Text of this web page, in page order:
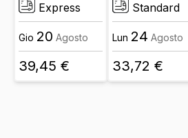
Express
Gio 20 Agosto
39,45 €
Standard
Lun 24 Agosto
33,72 €